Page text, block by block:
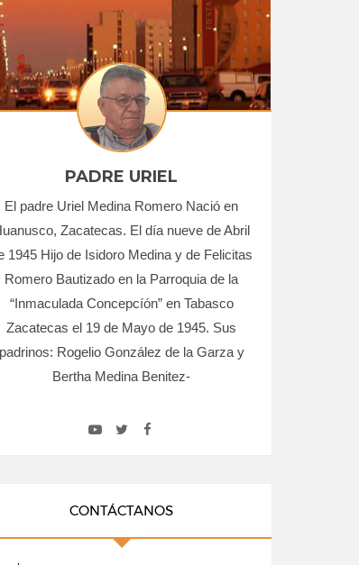
PADRE URIEL
El padre Uriel Medina Romero Nació en
Zacatecas. El día nueve de Abril
1945 Hijo de Isidoro Medina y de Felicitas
Romero Bautizado en la Parroquia de la
“Inmaculada Concepcíón” en Tabasco
Zacatecas el 19 de Mayo de 1945. Sus
padrinos: Rogelio González de la Garza y
Bertha Medina Benitez-
CONTÁCTANOS